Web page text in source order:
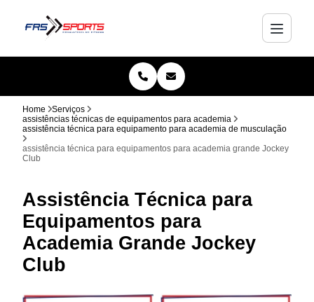
Home
Serviços
assistências técnicas de equipamentos para academia
assistência técnica para equipamento para academia de musculação
assistência técnica para equipamentos para academia grande Jockey
Club
Assistência Técnica para
Equipamentos para
Academia Grande Jockey
Club